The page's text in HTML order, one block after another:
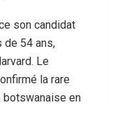
son candidat
de 54 ans,
Le
la rare
en